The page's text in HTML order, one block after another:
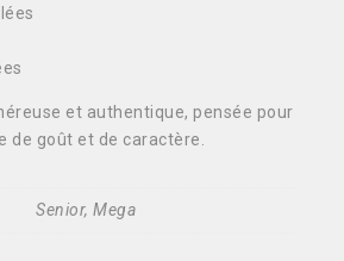
et authentique, pensée pour
de goût et de caractère.
Senior, Mega